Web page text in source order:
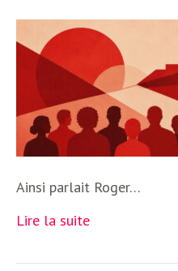
Ainsi parlait Roger…
Lire la suite